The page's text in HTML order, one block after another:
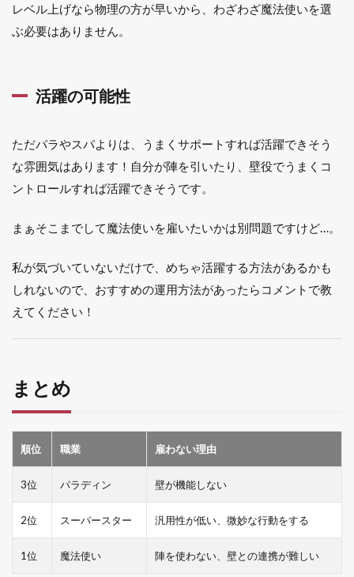
レベル上げなら物理の方が早いから、わざわざ魔法使いを選
ぶ必要はありません。
活躍の可能性
ただパラやスパよりは、うまくサポートすれば活躍できそう
な雰囲気はあります！自分が陣を引いたり、壁役でうまくコ
ントロールすれば活躍できそうです。
まぁそこまでして魔法使いを雇いたいかは別問題ですけど…。
私が気づいていないだけで、めちゃ活躍する方法があるかも
しれないので、おすすめの運用方法があったらコメントで教
えてください！
まとめ
順位 職業 雇わない理由
3位 パラディン 壁が機能しない
2位 スーパースター 汎用性が低い、微妙な行動をする
1位 魔法使い 陣を使わない、壁との連携が難しい